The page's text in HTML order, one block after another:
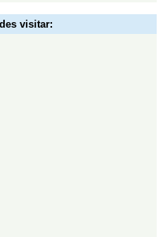
visitar: